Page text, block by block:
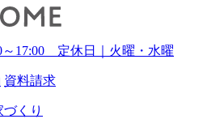
～17:00 定休日｜火曜・水曜
資料請求
くり